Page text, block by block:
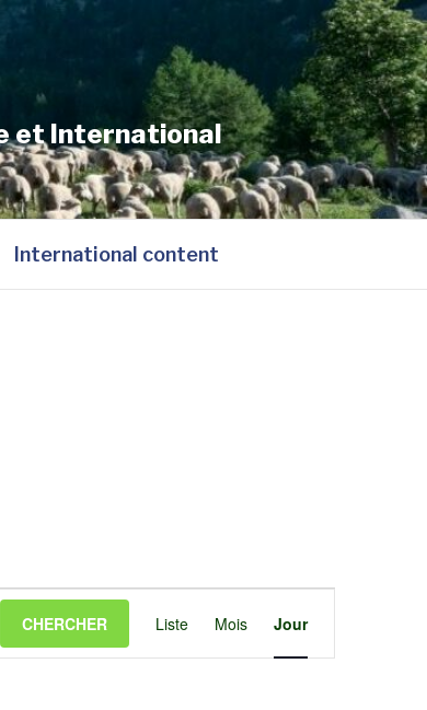
et International
International content
CHERCHER Liste Mois Jour